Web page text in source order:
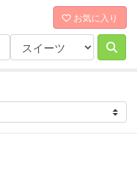
お気に入り